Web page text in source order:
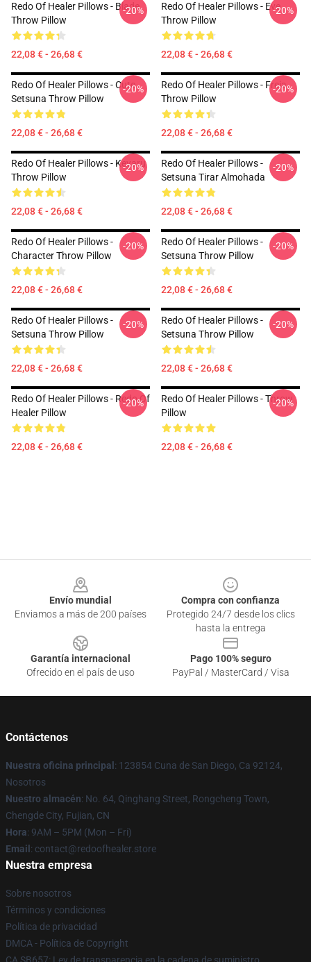
Redo Of Healer Pillows - Blade
Throw Pillow
22,08 € - 26,68 €
-20%
Redo Of Healer Pillows - Eve
Throw Pillow
22,08 € - 26,68 €
-20%
Redo Of Healer Pillows - Cute
Setsuna Throw Pillow
22,08 € - 26,68 €
-20%
Redo Of Healer Pillows - Freia
Throw Pillow
22,08 € - 26,68 €
-20%
Redo Of Healer Pillows - Keyaru
Throw Pillow
22,08 € - 26,68 €
-20%
Redo Of Healer Pillows -
Setsuna Tirar Almohada
22,08 € - 26,68 €
-20%
Redo Of Healer Pillows -
Character Throw Pillow
22,08 € - 26,68 €
-20%
Redo Of Healer Pillows -
Setsuna Throw Pillow
22,08 € - 26,68 €
-20%
Redo Of Healer Pillows -
Setsuna Throw Pillow
22,08 € - 26,68 €
-20%
Redo Of Healer Pillows -
Setsuna Throw Pillow
22,08 € - 26,68 €
-20%
Redo Of Healer Pillows - Redo Of
Healer Pillow
22,08 € - 26,68 €
-20%
Redo Of Healer Pillows - Throw
Pillow
22,08 € - 26,68 €
-20%
Envío mundial
Enviamos a más de 200 países
Compra con confianza
Protegido 24/7 desde los clics
hasta la entrega
Garantía internacional
Ofrecido en el país de uso
Pago 100% seguro
PayPal / MasterCard / Visa
Contáctenos
Nuestra oficina principal : 123854 Cuna de San Diego, Ca 92124,
Nosotros
Nuestro almacén: No. 64, Qinghang Street, Rongcheng Town,
Chengde City, Fujian, CN
Hora: 9AM – 5PM (Mon – Fri)
Email : contact@redoofhealer.store
Nuestra empresa
Sobre nosotros
Términos y condiciones
Política de privacidad
DMCA - Política de Copyright